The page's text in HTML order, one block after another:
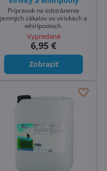
Prípravok na odstránenie
jemných zákalov vo vírivkách a
whirlpooloch.
Vypredané
6,95 €
Zobraziť